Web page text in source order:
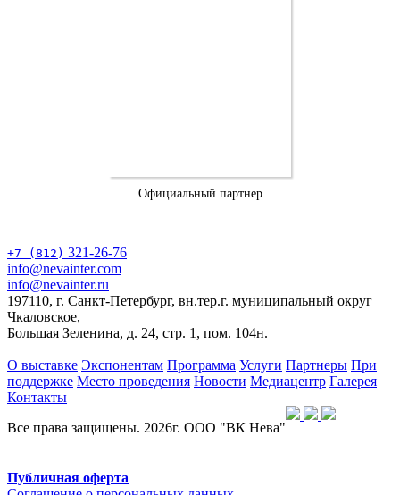
Официальный партнер
+7 (812) 321-26-76
info@nevainter.com
info@nevainter.ru
197110, г. Санкт-Петербург, вн.тер.г. муниципальный округ
Чкаловское,
Большая Зеленина, д. 24, стр. 1, пом. 104н.
О выставке Экспонентам Программа Услуги Партнеры При
поддержке Место проведения Новости Медиацентр Галерея
Контакты
Все права защищены. 2026г. ООО "ВК Нева"
Публичная оферта